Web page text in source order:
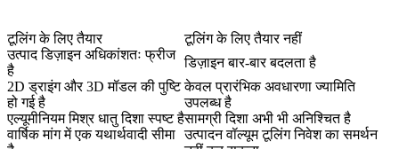
टूलिंग के लिए तैयार
टूलिंग के लिए तैयार नहीं
उत्पाद डिज़ाइन अधिकांशतः फ्रीज
है
डिज़ाइन बार-बार बदलता है
2D ड्राइंग और 3D मॉडल की पुष्टि
हो गई है
केवल प्रारंभिक अवधारणा ज्यामिति
उपलब्ध है
एल्यूमीनियम मिश्र धातु दिशा स्पष्ट हैसामग्री दिशा अभी भी अनिश्चित है
वार्षिक मांग में एक यथार्थवादी सीमा उत्पादन वॉल्यूम टूलिंग निवेश का समर्थन